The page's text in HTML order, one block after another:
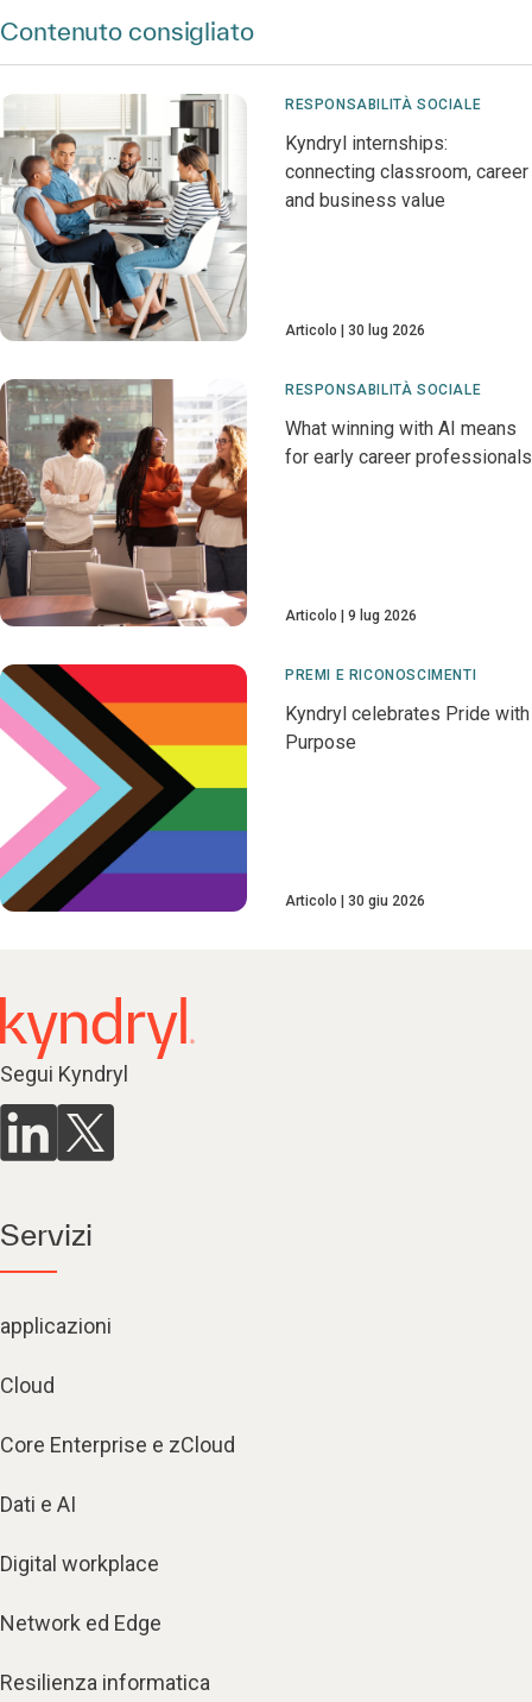
Contenuto consigliato
RESPONSABILITÀ SOCIALE
Kyndryl internships:
connecting classroom, career
and business value
Articolo 30 lug 2026
RESPONSABILITÀ SOCIALE
What winning with AI means
for early career professionals
Articolo 9 lug 2026
PREMI E RICONOSCIMENTI
Kyndryl celebrates Pride with
Purpose
Articolo 30 giu 2026
Segui Kyndryl
Servizi
applicazioni
Cloud
Core Enterprise e zCloud
Dati e AI
Digital workplace
Network ed Edge
Resilienza informatica